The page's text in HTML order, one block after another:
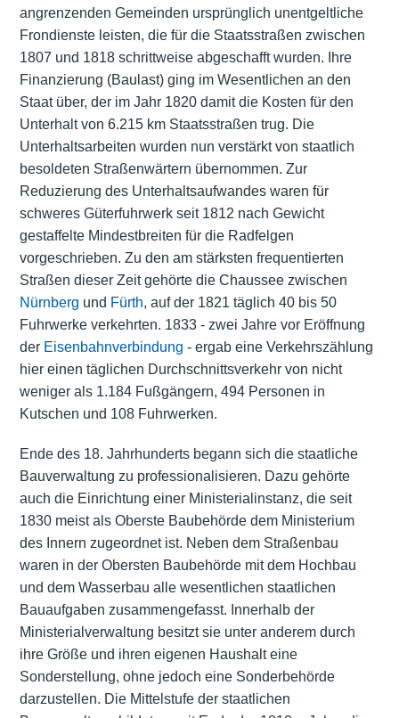
angrenzenden Gemeinden ursprünglich unentgeltliche
Frondienste leisten, die für die Staatsstraßen zwischen
1807 und 1818 schrittweise abgeschafft wurden. Ihre
Finanzierung (Baulast) ging im Wesentlichen an den
Staat über, der im Jahr 1820 damit die Kosten für den
Unterhalt von 6.215 km Staatsstraßen trug. Die
Unterhaltsarbeiten wurden nun verstärkt von staatlich
besoldeten Straßenwärtern übernommen. Zur
Reduzierung des Unterhaltsaufwandes waren für
schweres Güterfuhrwerk seit 1812 nach Gewicht
gestaffelte Mindestbreiten für die Radfelgen
vorgeschrieben. Zu den am stärksten frequentierten
Straßen dieser Zeit gehörte die Chaussee zwischen
Nürnberg und Fürth, auf der 1821 täglich 40 bis 50
Fuhrwerke verkehrten. 1833 - zwei Jahre vor Eröffnung
der Eisenbahnverbindung - ergab eine Verkehrszählung
hier einen täglichen Durchschnittsverkehr von nicht
weniger als 1.184 Fußgängern, 494 Personen in
Kutschen und 108 Fuhrwerken.
Ende des 18. Jahrhunderts begann sich die staatliche
Bauverwaltung zu professionalisieren. Dazu gehörte
auch die Einrichtung einer Ministerialinstanz, die seit
1830 meist als Oberste Baubehörde dem Ministerium
des Innern zugeordnet ist. Neben dem Straßenbau
waren in der Obersten Baubehörde mit dem Hochbau
und dem Wasserbau alle wesentlichen staatlichen
Bauaufgaben zusammengefasst. Innerhalb der
Ministerialverwaltung besitzt sie unter anderem durch
ihre Größe und ihren eigenen Haushalt eine
Sonderstellung, ohne jedoch eine Sonderbehörde
darzustellen. Die Mittelstufe der staatlichen